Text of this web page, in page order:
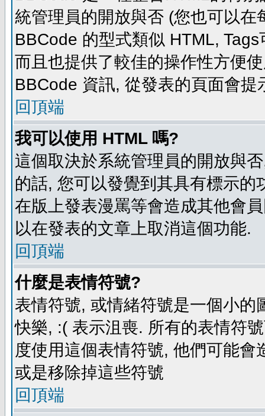
統管理員的開放與否 (您也可以
BBCode 的型式類似 HTML,
而且也提供了較佳的操作性方便
BBCode 資訊, 從發表的頁面會提
回頂端
我可以使用 HTML 嗎?
這個取決於系統管理員的開放與
的話, 您可以發覺到其具有標示
在版上發表漫罵等會造成其他會
以在發表的文章上取消這個功能.
回頂端
什麼是表情符號?
表情符號, 或情緒符號是一個小
快樂, :( 表示沮喪. 所有的表情符
度使用這個表情符號, 他們可能
或是移除掉這些符號
回頂端